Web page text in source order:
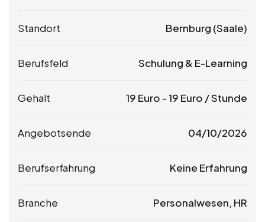
Standort Bernburg (Saale)
Berufsfeld Schulung & E-Learning
Gehalt 19 Euro -19 Euro / Stunde
Angebotsende 04/10/2026
Berufserfahrung Keine Erfahrung
Branche Personalwesen, HR